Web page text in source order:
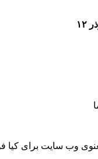
وب سایت برای کیا